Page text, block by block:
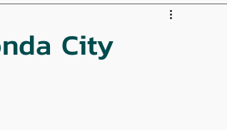
City